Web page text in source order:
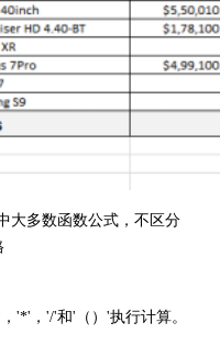
大多数函数公式，不区分
'*'，'/'和'（）'执行计算。